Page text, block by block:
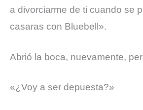
a divorciarme de ti cuando se
casaras con Bluebell».
Abrió la boca, nuevamente,
«¿Voy a ser depuesta?»